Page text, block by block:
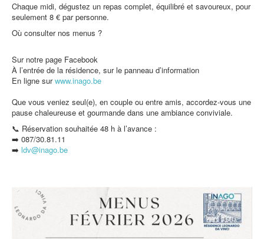
Chaque midi, dégustez un repas complet, équilibré et savoureux, pour
seulement 8 € par personne.
Où consulter nos menus ?
Sur notre page Facebook
À l’entrée de la résidence, sur le panneau d’information
En ligne surwww.inago.be
Que vous veniez seul(e), en couple ou entre amis, accordez-vous une
pause chaleureuse et gourmande dans une ambiance conviviale.
📞 Réservation souhaitée 48 h à l’avance :
➡️ 087/30.81.11
➡️ ldv@inago.be